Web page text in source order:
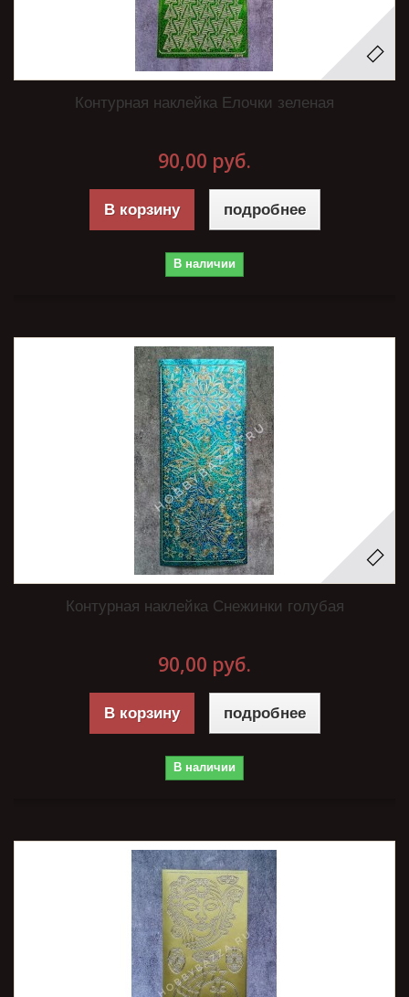
Контурная наклейка Елочки зеленая
90,00 руб.
В корзину подробнее
В наличии
Контурная наклейка Снежинки голубая
90,00 руб.
В корзину подробнее
В наличии